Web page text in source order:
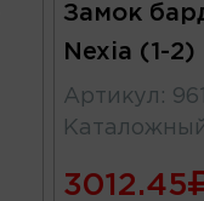
Замок
Nexia (1-2)
Артикул :
3012.45